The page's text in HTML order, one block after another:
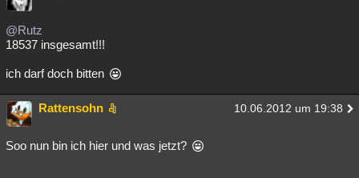
@Rutz
18537 insgesamt!!!
ich darf doch bitten
Rattensohn 10.06.2012 um 19:38
Soo nun bin ich hier und was jetzt?